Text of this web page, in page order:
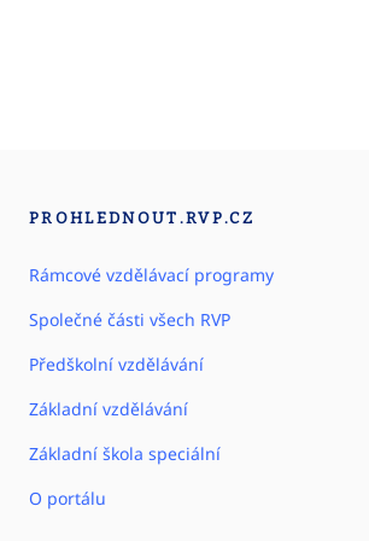
PROHLEDNOUT.RVP.CZ
Rámcové vzdělávací programy
Společné části všech RVP
Předškolní vzdělávání
Základní vzdělávání
Základní škola speciální
O portálu